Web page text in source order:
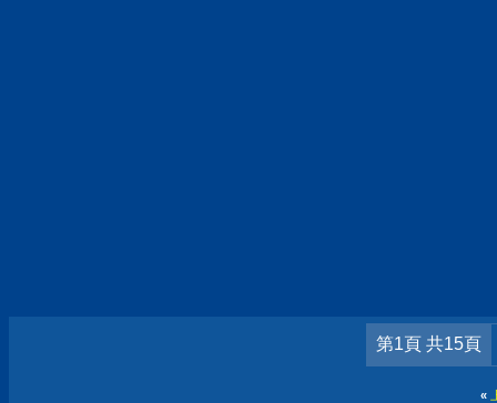
第1頁 共15頁
«